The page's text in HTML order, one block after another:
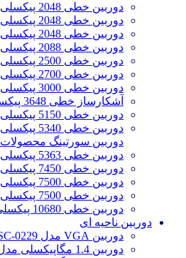
دوربین خطی 2048 پیکسلی مدل RA-LSC-0751
دوربین خطی 2048 پیکسلی مدل RA-LSC-1205
دوربین خطی 2048 پیکسلی مدل RA-LSC-1209
دوربین خطی 2088 پیکسلی مدل RA-LSC-3753
دوربین خطی 2500 پیکسلی مدل RA-LSC-1254
دوربین خطی 2700 پیکسلی رنگی مدل RA-LSC-2253
دوربین خطی 3000 پیکسلی مدل RA-LSC-0526
آشکارساز خطی 3648 پیکسلی مدل RA-LSC-1304
دوربین خطی 5150 پیکسلی مدل RA-LSC-0553
دوربین سورتینگ محصولات
دوربین خطی 5363 پیکسلی رنگی مدل RA-LSC-0718
دوربین خطی 7450 پیکسلی مدل RA-LSC-1707
دوربین خطی 7500 پیکسلی مدل RA-LSC-0532
دوربین خطی 7500 پیکسلی مدل RA-LSC-2717
دوربین خطی 10680 پیکسلی مدل RA-LSC-2950
دوربین ناحیه ای
دوربین VGA مدل RA-ASC-0229
دوربین 1.4 مگاپیکسلی مدل RA-ASC-0267